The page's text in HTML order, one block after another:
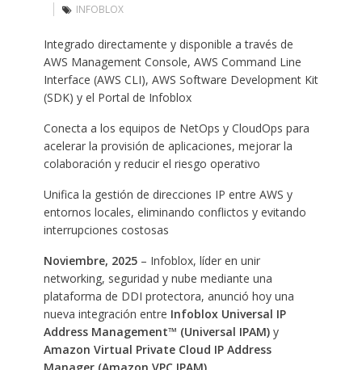
INFOBLOX
Integrado directamente y disponible a través de
AWS Management Console, AWS Command Line
Interface (AWS CLI), AWS Software Development Kit
(SDK) y el Portal de Infoblox
Conecta a los equipos de NetOps y CloudOps para
acelerar la provisión de aplicaciones, mejorar la
colaboración y reducir el riesgo operativo
Unifica la gestión de direcciones IP entre AWS y
entornos locales, eliminando conflictos y evitando
interrupciones costosas
Noviembre, 2025– Infoblox, líder en unir
networking, seguridad y nube mediante una
plataforma de DDI protectora, anunció hoy una
nueva integración entre Infoblox Universal IP
Address Management™ (Universal IPAM)y
Amazon Virtual Private Cloud IP Address